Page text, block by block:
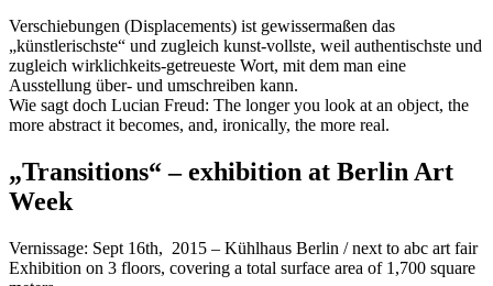
Verschiebungen (Displacements) ist gewissermaßen das
„künstlerischste“ und zugleich kunst-vollste, weil authentischste und
zugleich wirklichkeits-getreueste Wort, mit dem man eine
Ausstellung über- und umschreiben kann.
Wie sagt doch Lucian Freud: The longer you look at an object, the
more abstract it becomes, and, ironically, the more real.
„Transitions“ – exhibition at Berlin Art
Week
Vernissage: Sept 16th, 2015 – Kühlhaus Berlin / next to abc art fair
Exhibition on 3 floors, covering a total surface area of 1,700 square